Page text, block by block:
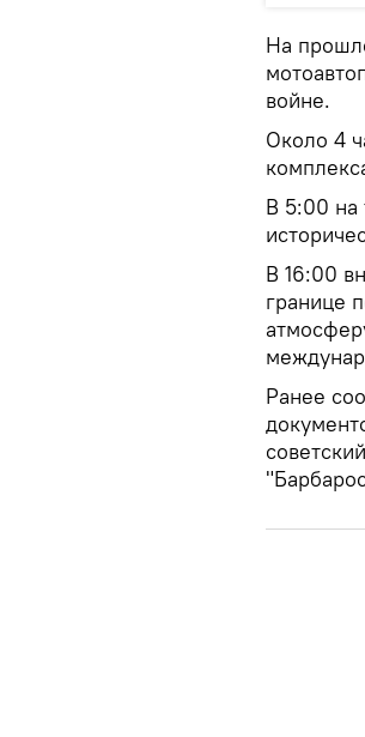
На
войне.
Около 4
В 5:00 на
В 16:00
границе
Ранее